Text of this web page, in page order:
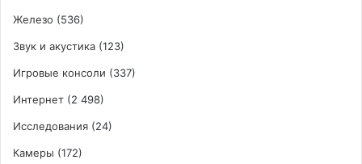
Железо (536)
Звук и акустика (123)
Игровые консоли (337)
Интернет (2 498)
Исследования (24)
Камеры (172)